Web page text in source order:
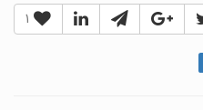
1